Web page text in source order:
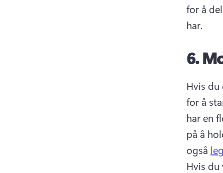
for å
har.
6.
Hvis
for å
har en
på å
også
Hvis